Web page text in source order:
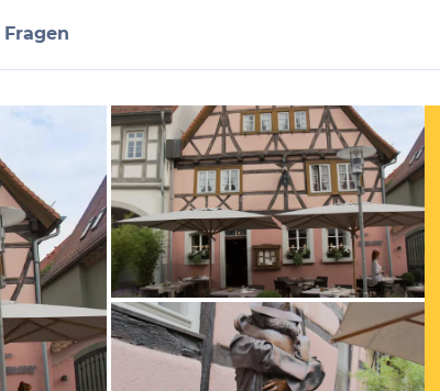
Fragen
vom Hotelier, Oktober 2016